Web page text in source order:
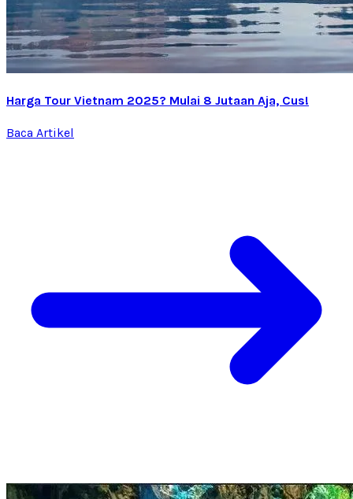
Harga Tour Vietnam 2025? Mulai 8 Jutaan Aja, Cus!
Baca Artikel